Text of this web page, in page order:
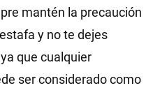
mantén la precaución
y no te dejes
que cualquier
ser considerado como